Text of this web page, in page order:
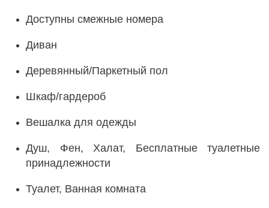
Доступны смежные номера
Диван
Деревянный/Паркетный пол
Шкаф/гардероб
Вешалка для одежды
Душ, Фен, Халат, Бесплатные туалетные
принадлежности
Туалет, Ванная комната